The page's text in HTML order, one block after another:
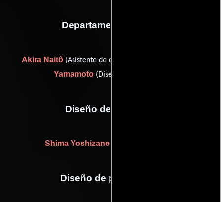
Departamento de arte
Akira Naitô (Asistente de director artístico) y
Yamamoto (Diseñador de escena)
Diseño de vestuario
Shima Yoshizane((as Shima Yoshimi))
Diseño de producción